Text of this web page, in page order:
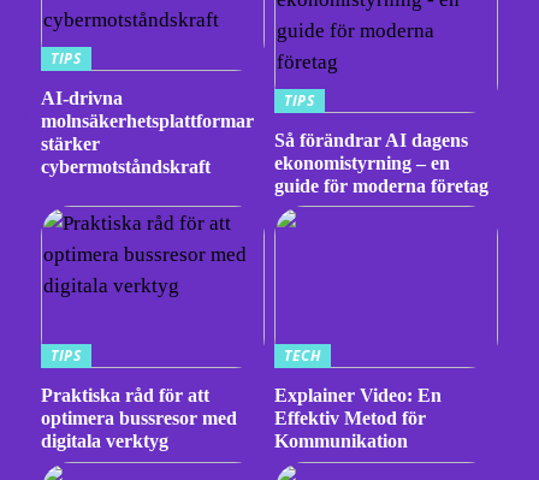
TIPS
AI-drivna
molnsäkerhetsplattformar
stärker
cybermotståndskraft
TIPS
Så förändrar AI dagens
ekonomistyrning – en
guide för moderna företag
TIPS
Praktiska råd för att
optimera bussresor med
digitala verktyg
TECH
Explainer Video: En
Effektiv Metod för
Kommunikation